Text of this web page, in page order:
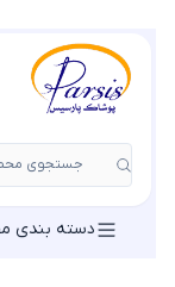
جستجوی
دسته بندی